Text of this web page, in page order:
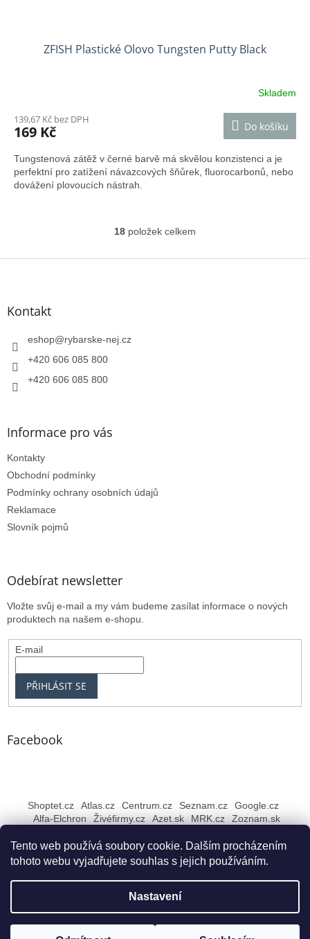
Tento web používá soubory cookie. Dalším procházením
tohoto webu vyjadřujete souhlas s jejich používáním.
Nastavení
ZFISH Plastické Olovo Tungsten Putty Black
Skladem
139,67 Kč bez DPH
169 Kč Do košíku
Tungstenová zátěž v černé barvě má skvělou konzistenci a je
perfektní pro zatížení návazcových šňůrek, fluorocarbonů, nebo
dovážení plovoucích nástrah.
O
l
18 položek celkem
Z
Kontakt
eshop@rybarske-nej.cz
+420 606 085 800
+420 606 085 800
Informace pro vás
Kontakty
Obchodní podmínky
Podmínky ochrany osobních údajů
Reklamace
Slovník pojmů
Odebírat newsletter
Vložte svůj e-mail a my vám budeme zasílat informace o nových
produktech na našem e-shopu.
E-mail
PŘIHLÁSIT SE
Facebook
Shoptet.cz Atlas.cz Centrum.cz Seznam.cz
Google.cz
Alfa-Elchron
Živéfirmy.cz Azet.sk MRK.cz Zoznam.sk
Rybářské NEJ Bruntál